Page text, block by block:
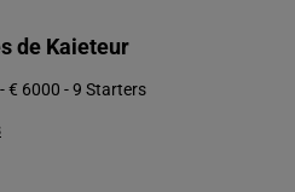
de Kaieteur
€ 6000 - 9 Starters